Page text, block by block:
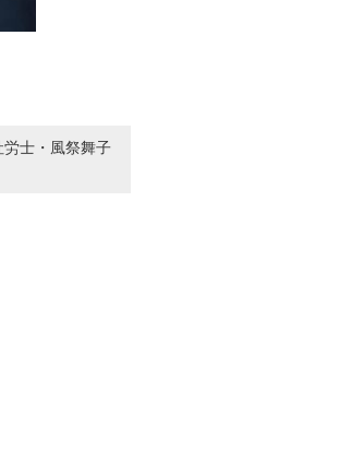
士・風祭舞子